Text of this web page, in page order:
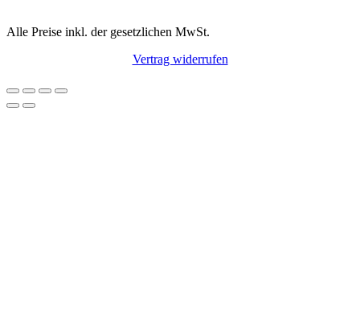
Alle Preise inkl. der gesetzlichen MwSt.
Vertrag widerrufen